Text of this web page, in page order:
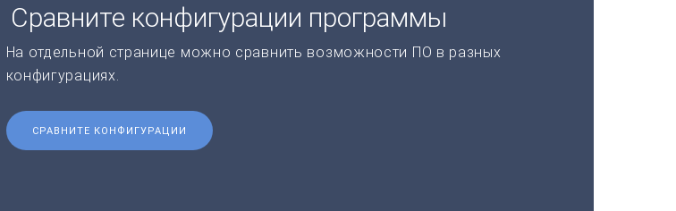
Сравните конфигурации программы
На отдельной странице можно сравнить возможности ПО в разных
конфигурациях.
СРАВНИТЕ КОНФИГУРАЦИИ